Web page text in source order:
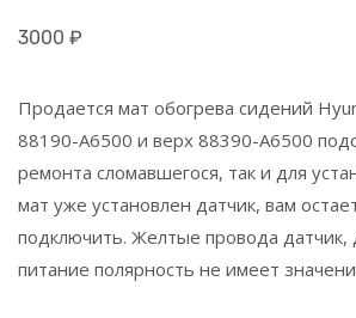
3000 ₽
Продается мат обогрева сидений
88190-A6500 и верх 88390-A6500
ремонта сломавшегося, так и для
мат уже установлен датчик, вам
подключить. Желтые провода датчик,
питание полярность не имеет